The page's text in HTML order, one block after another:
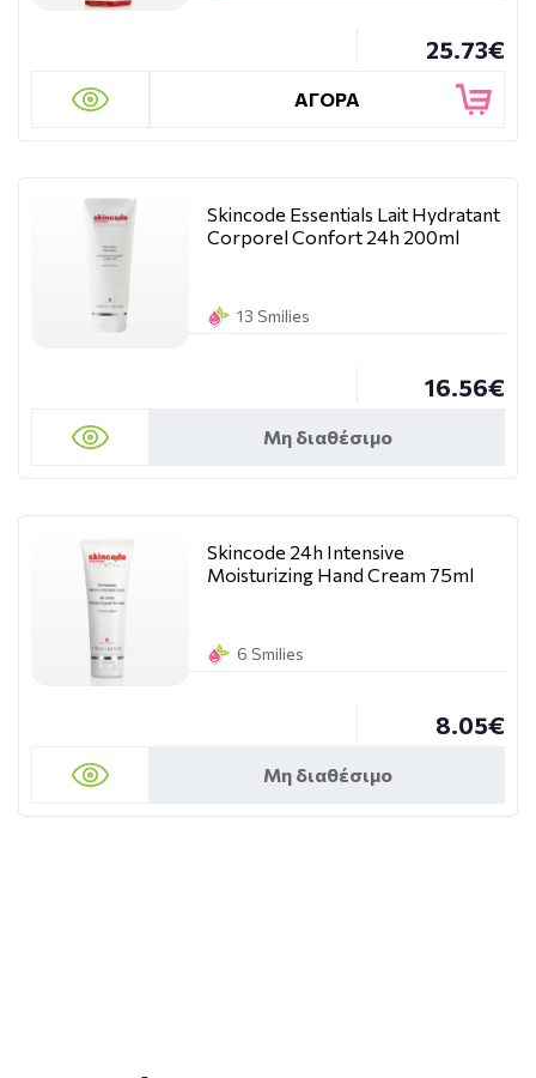
25.73€
ΑΓΟΡΑ
Skincode Essentials Lait Hydratant
Corporel Confort 24h 200ml
13 Smilies
16.56€
Μη διαθέσιμο
Skincode 24h Intensive
Moisturizing Hand Cream 75ml
6 Smilies
8.05€
Μη διαθέσιμο